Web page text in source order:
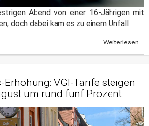
Abend von einer 16-Jährigen mit
doch dabei kam es zu einem Unfall.
Weiterlesen ...
Erhöhung: VGI-Tarife steigen
um rund fünf Prozent